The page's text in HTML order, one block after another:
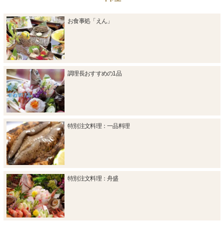
お食事処「えん」
調理長おすすめの1品
特別注文料理：一品料理
特別注文料理：舟盛